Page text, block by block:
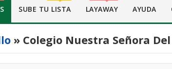
SUBE TU LISTA LAYAWAY AYUDA
» Colegio Nuestra Señora